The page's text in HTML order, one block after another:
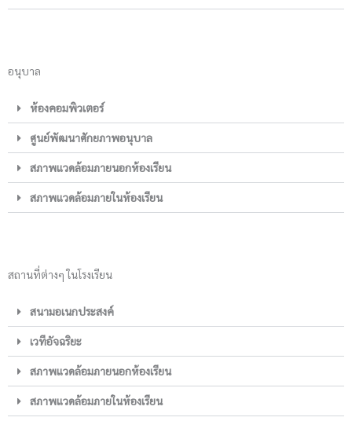
อนุบาล
ห้องคอมพิวเตอร์
ศูนย์พัฒนาศักยภาพอนุบาล
สภาพแวดล้อมภายนอกห้องเรียน
สภาพแวดล้อมภายในห้องเรียน
สถานที่ต่างๆ ในโรงเรียน
สนามอเนกประสงค์
เวทีอัจฉริยะ
สภาพแวดล้อมภายนอกห้องเรียน
สภาพแวดล้อมภายในห้องเรียน